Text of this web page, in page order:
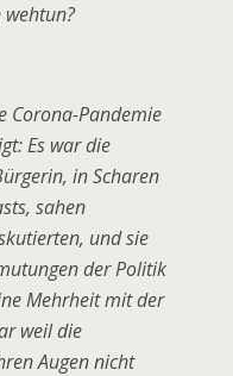
Corona-Pandemie
Es war die
in Scharen
sahen
und sie
der Politik
Mehrheit mit der
weil die
Augen nicht